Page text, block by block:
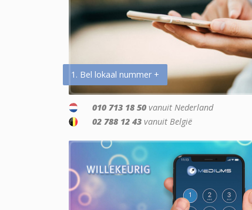
1. Bel lokaal nummer +
010 713 18 50 vanuit Nederland
02 788 12 43 vanuit België